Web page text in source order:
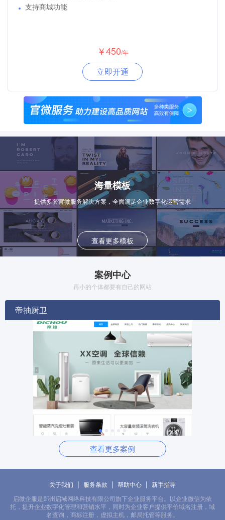
支持商城功能
￥450/年
立即开通
海量模板
提供多套官微服务解决方案，全面满足企业数字化运营需求
查看更多模板
案例中心
再小的个体都要有自己的网站
帝抽厨卫
查看更多案例
关于我们 | 服务条款 | 帮助中心 | 新手指导
启微企服是郑州启域网络科技有限公司旗下企业服务平台。以企业微信为依
托，提升企业数字化管理和营销水平，同时为企业客户提供平价域名注册，域
名查询，商标注册，虚拟主机，邮局托管等服务。